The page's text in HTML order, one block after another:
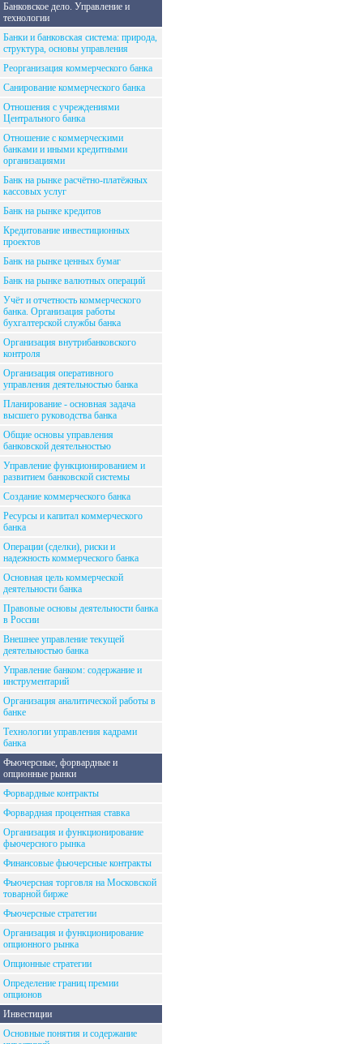
Банковское дело. Управление и
технологии
Банки и банковская система: природа,
структура, основы управления
Реорганизация коммерческого банка
Санирование коммерческого банка
Отношения с учреждениями
Центрального банка
Отношение с коммерческими
банками и иными кредитными
организациями
Банк на рынке расчётно-платёжных
кассовых услуг
Банк на рынке кредитов
Кредитование инвестиционных
проектов
Банк на рынке ценных бумаг
Банк на рынке валютных операций
Учёт и отчетность коммерческого
банка. Организация работы
бухгалтерской службы банка
Организация внутрибанковского
контроля
Организация оперативного
управления деятельностью банка
Планирование - основная задача
высшего руководства банка
Общие основы управления
банковской деятельностью
Управление функционированием и
развитием банковской системы
Создание коммерческого банка
Ресурсы и капитал коммерческого
банка
Операции (сделки), риски и
надежность коммерческого банка
Основная цель коммерческой
деятельности банка
Правовые основы деятельности банка
в России
Внешнее управление текущей
деятельностью банка
Управление банком: содержание и
инструментарий
Организация аналитической работы в
банке
Технологии управления кадрами
банка
Фьючерсные, форвардные и
опционные рынки
Форвардные контракты
Форвардная процентная ставка
Организация и функционирование
фьючерсного рынка
Финансовые фьючерсные контракты
Фьючерсная торговля на Московской
товарной бирже
Фьючерсные стратегии
Организация и функционирование
опционного рынка
Опционные стратегии
Определение границ премии
опционов
Инвестиции
Основные понятия и содержание